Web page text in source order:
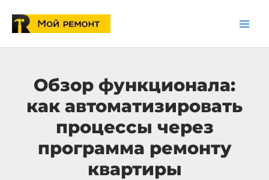
содержимому
Обзор функционала:
как автоматизировать
процессы через
программа ремонту
квартиры